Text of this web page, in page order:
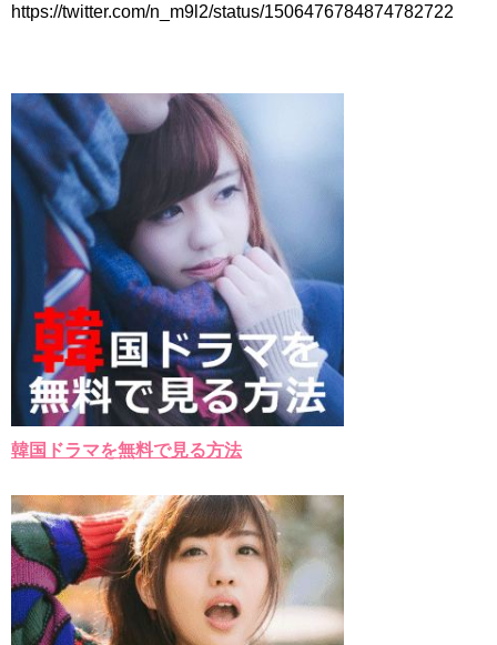
https://twitter.com/n_m9l2/status/1506476784874782722
韓国ドラマを無料で見る方法